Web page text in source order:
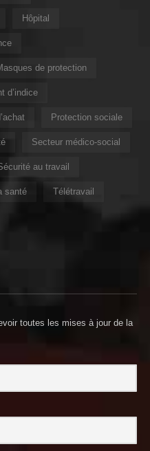
Hôpital
de protection
d’indice
Protection sociale
Secteur médico-social
au travail
santé Télétravail
toutes les mises à jour de la